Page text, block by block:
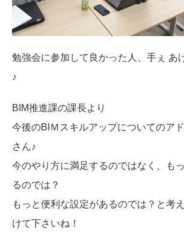
勉強会に参加して良かった人、手ぇ あ
♪
BIM推進課の課長より
今後のBIＭスキルアップについてのア
さん♪
今のやり方に満足するのではなく、も
るのでは？
もっと便利な設定があるのでは？と考
けて下さいね！